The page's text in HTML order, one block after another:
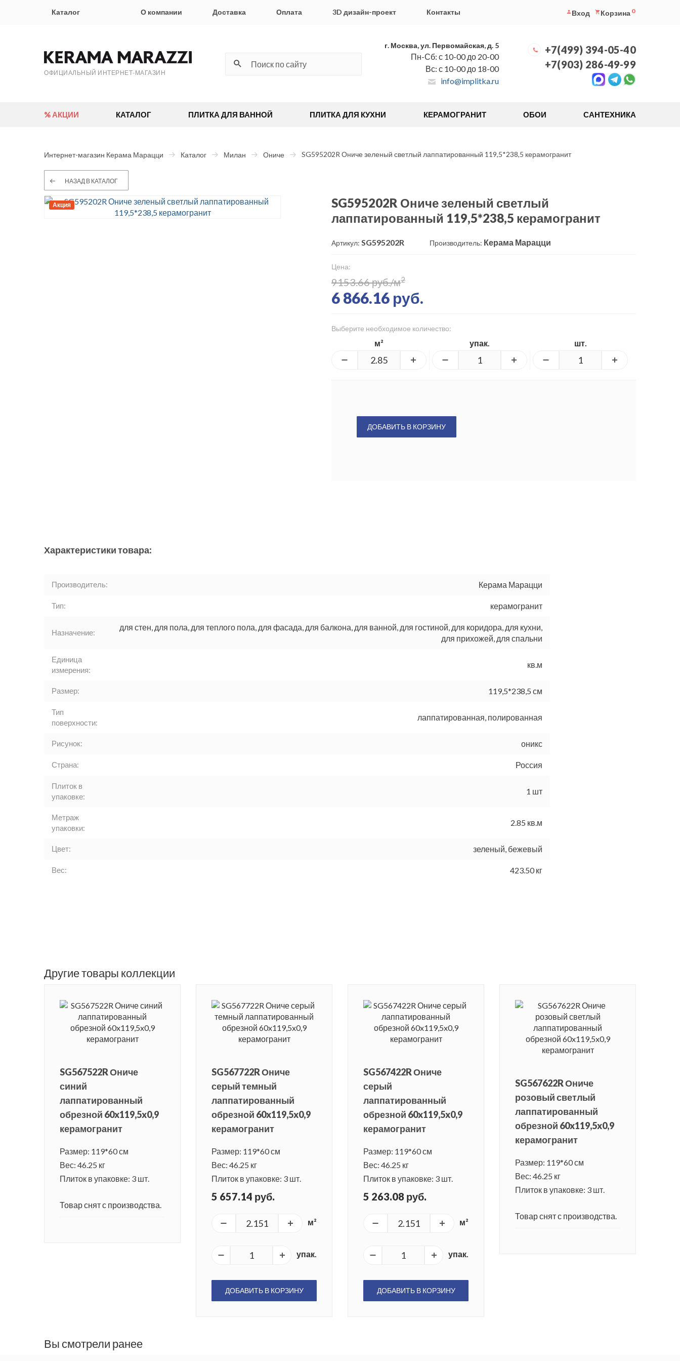
Каталог О компании Доставка Оплата 3D дизайн-проект Контакты Вход Корзина 0
ОФИЦИАЛЬНЫЙ ИНТЕРНЕТ-МАГАЗИН
г. Москва, ул. Первомайская, д. 5
Пн-Сб: с 10-00 до 20-00
Вс: с 10-00 до 18-00
info@implitka.ru
+7(499) 394-05-40
+7(903) 286-49-99
% АКЦИИ КАТАЛОГ ПЛИТКА ДЛЯ ВАННОЙ ПЛИТКА ДЛЯ КУХНИ КЕРАМОГРАНИТ ОБОИ САНТЕХНИКА
Интернет-магазин Керама Марацци Каталог Милан Ониче SG595202R Ониче зеленый светлый лаппатированный 119,5*238,5 керамогранит
НАЗАД В КАТАЛОГ
Акция
SG595202R Ониче зеленый светлый
лаппатированный 119,5*238,5 керамогранит
Артикул: SG595202R Производитель: Керама Марацци
Цена:
9153.66 руб./м2
6 866.16 руб.
Выберите необходимое количество:
м² упак. шт.
ДОБАВИТЬ В КОРЗИНУ
Характеристики товара:
Производитель: Керама Марацци
Тип: керамогранит
Назначение:
для стен, для пола, для теплого пола, для фасада, для балкона, для ванной, для гостиной, для коридора, для кухни,
для прихожей, для спальни
Единица
измерения:
кв.м
Размер: 119,5*238,5 см
Тип
поверхности:
лаппатированная, полированная
Рисунок: оникс
Страна: Россия
Плиток в
упаковке:
1 шт
Метраж
упаковки:
2.85 кв.м
Цвет: зеленый, бежевый
Вес: 423.50 кг
Другие товары коллекции
SG567522R Ониче
синий
лаппатированный
обрезной 60x119,5x0,9
керамогранит
Размер: 119*60 см
Вес: 46.25 кг
Плиток в упаковке: 3 шт.
Товар снят с производства.
SG567722R Ониче
серый темный
лаппатированный
обрезной 60x119,5x0,9
керамогранит
Размер: 119*60 см
Вес: 46.25 кг
Плиток в упаковке: 3 шт.
5 657.14 руб.
м²
упак.
ДОБАВИТЬ В КОРЗИНУ
SG567422R Ониче
серый
лаппатированный
обрезной 60x119,5x0,9
керамогранит
Размер: 119*60 см
Вес: 46.25 кг
Плиток в упаковке: 3 шт.
5 263.08 руб.
м²
упак.
ДОБАВИТЬ В КОРЗИНУ
SG567622R Ониче
розовый светлый
лаппатированный
обрезной 60x119,5x0,9
керамогранит
Размер: 119*60 см
Вес: 46.25 кг
Плиток в упаковке: 3 шт.
Товар снят с производства.
Вы смотрели ранее